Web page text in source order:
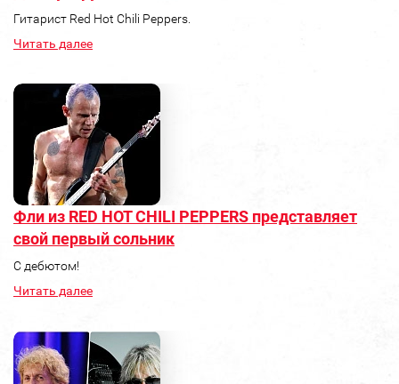
Гитарист Red Hot Chili Peppers.
Читать далее
Фли из RED HOT CHILI PEPPERS представляет
свой первый сольник
С дебютом!
Читать далее